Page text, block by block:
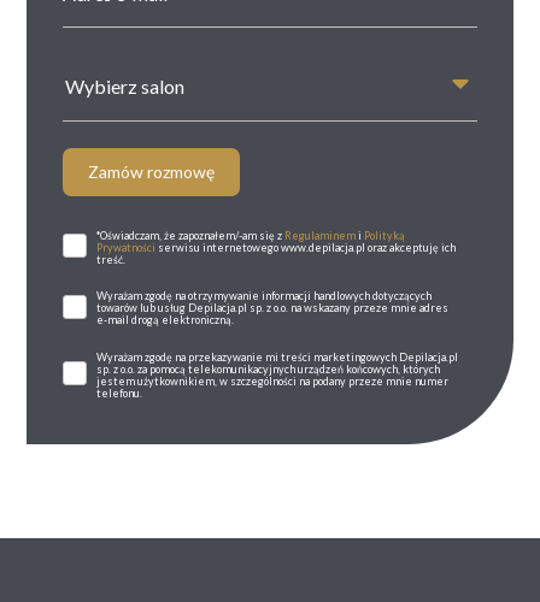
Wybierz salon
Zamów rozmowę
*Oświadczam, że zapoznałem/-am się z Regulaminemi Polityką
Prywatności serwisu internetowego www.depilacja.pl oraz akceptuję ich
treść.
Wyrażam zgodę na otrzymywanie informacji handlowych dotyczących
towarów lub usług Depilacja.pl sp. z o.o. na wskazany przeze mnie adres
e-mail drogą elektroniczną.
Wyrażam zgodę na przekazywanie mi treści marketingowych Depilacja.pl
sp. z o.o. za pomocą telekomunikacyjnych urządzeń końcowych, których
jestem użytkownikiem, w szczególności na podany przeze mnie numer
telefonu.